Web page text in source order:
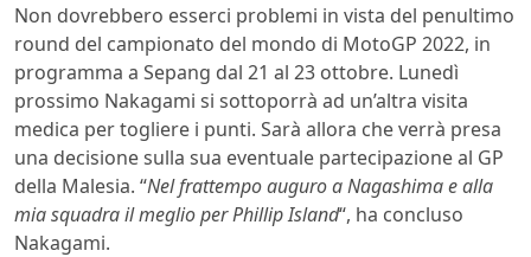
Non dovrebbero esserci problemi in vista del penultimo
round del campionato del mondo di MotoGP 2022, in
programma a Sepang dal 21 al 23 ottobre. Lunedì
prossimo Nakagami si sottoporrà ad un’altra visita
medica per togliere i punti. Sarà allora che verrà presa
una decisione sulla sua eventuale partecipazione al GP
della Malesia. “Nel frattempo auguro a Nagashima e alla
mia squadra il meglio per Phillip Island“, ha concluso
Nakagami.